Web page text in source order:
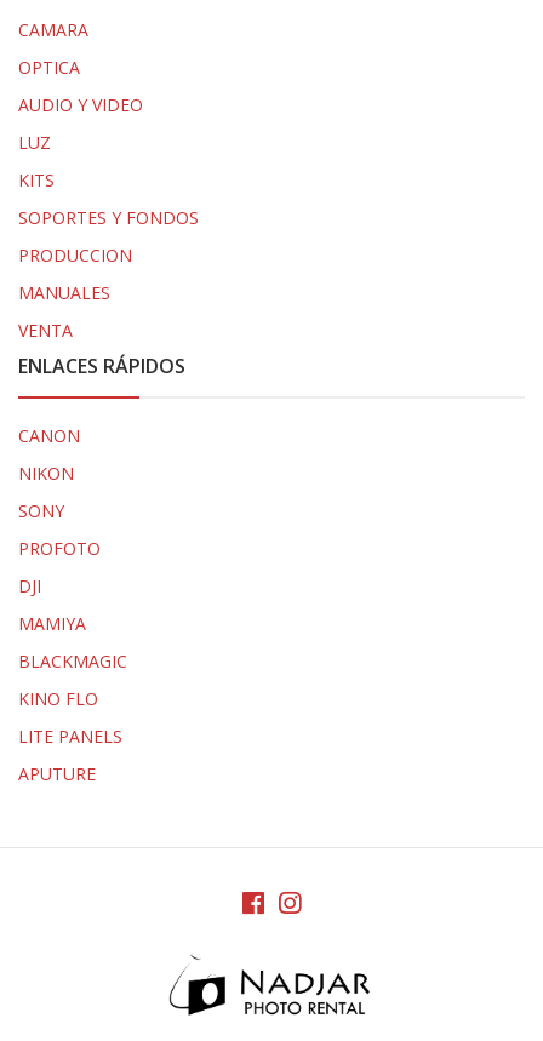
CAMARA
OPTICA
AUDIO Y VIDEO
LUZ
KITS
SOPORTES Y FONDOS
PRODUCCION
MANUALES
VENTA
ENLACES RÁPIDOS
CANON
NIKON
SONY
PROFOTO
DJI
MAMIYA
BLACKMAGIC
KINO FLO
LITE PANELS
APUTURE